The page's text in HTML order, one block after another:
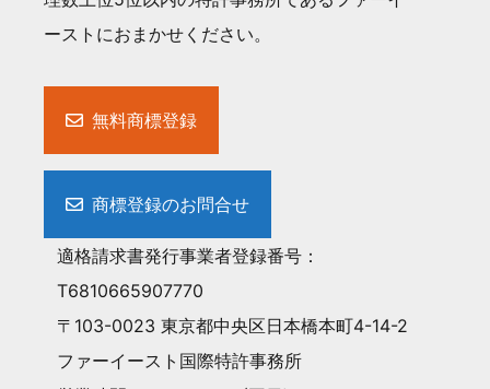
ーストにおまかせください。
無料商標登録
商標登録のお問合せ
適格請求書発行事業者登録番号：
T6810665907770
〒103-0023 東京都中央区日本橋本町4-14-2
ファーイースト国際特許事務所